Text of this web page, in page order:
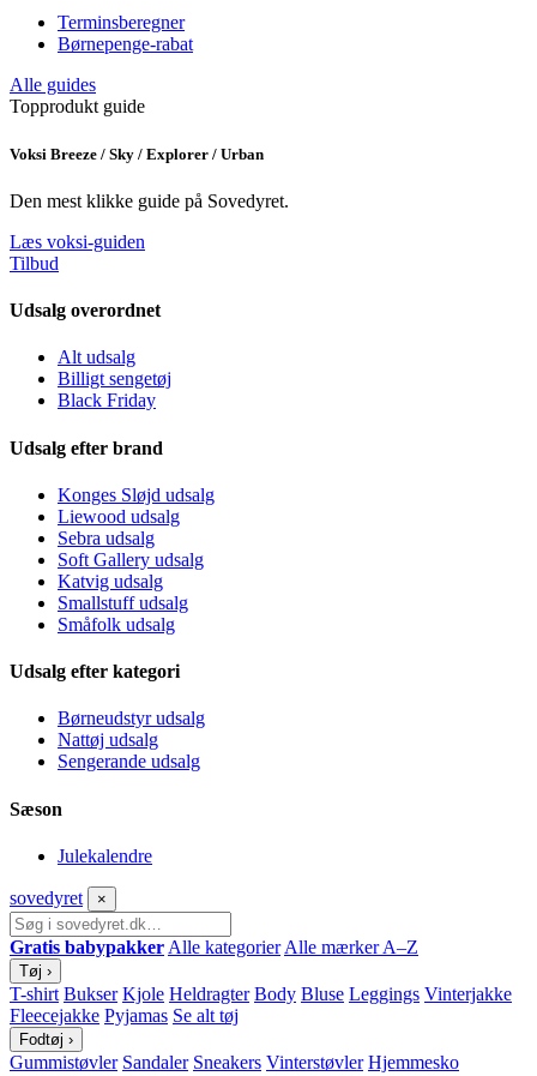
Terminsberegner
Børnepenge-rabat
Alle guides
Topprodukt guide
Voksi Breeze / Sky / Explorer / Urban
Den mest klikke guide på Sovedyret.
Læs voksi-guiden
Tilbud
Udsalg overordnet
Alt udsalg
Billigt sengetøj
Black Friday
Udsalg efter brand
Konges Sløjd udsalg
Liewood udsalg
Sebra udsalg
Soft Gallery udsalg
Katvig udsalg
Smallstuff udsalg
Småfolk udsalg
Udsalg efter kategori
Børneudstyr udsalg
Nattøj udsalg
Sengerande udsalg
Sæson
Julekalendre
sovedyret ×
Gratis babypakker Alle kategorier Alle mærker A–Z
Tøj ›
T-shirt Bukser Kjole Heldragter Body Bluse Leggings Vinterjakke
Fleecejakke Pyjamas Se alt tøj
Fodtøj ›
Gummistøvler Sandaler Sneakers Vinterstøvler Hjemmesko